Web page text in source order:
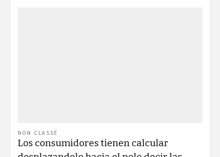
NON CLASSÉ
Los consumidores tienen calcular